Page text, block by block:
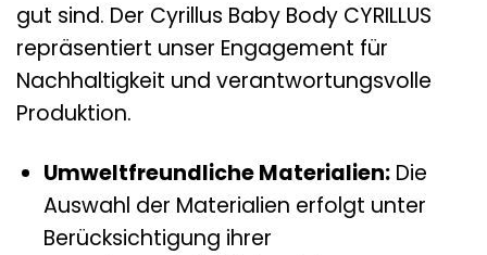
gut sind. Der Cyrillus Baby Body CYRILLUS
repräsentiert unser Engagement für
Nachhaltigkeit und verantwortungsvolle
Produktion.
Umweltfreundliche Materialien:Die
Auswahl der Materialien erfolgt unter
Berücksichtigung ihrer